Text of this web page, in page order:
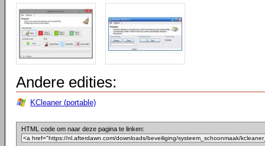
Andere edities:
KCleaner (portable)
HTML code om naar deze pagina te linken: